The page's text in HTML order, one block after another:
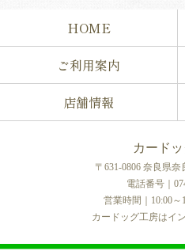
HOME
ご利用案内
店舗情報
カード
〒631-0806 奈良県
電話番号｜
営業時間｜10:00～
カードッグ工房はイ